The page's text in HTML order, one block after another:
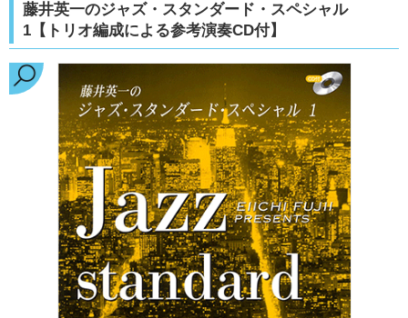
藤井英一のジャズ・スタンダード・スペシャル
1【トリオ編成による参考演奏CD付】